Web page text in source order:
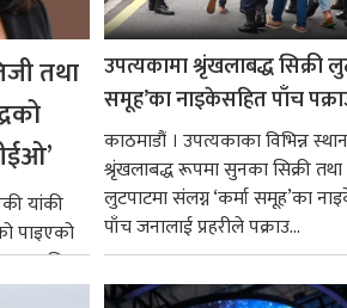
तथा
यांकी
पाइएको
उपत्यकामा श्रृंखलाबद्ध सिक्री
समूह’का नाइकेसहित पाँच
काठमाडौं । उपत्यकाका विभिन्न
श्रृंखलाबद्ध रूपमा सुनका सिक्री
लुटपाटमा संलग्न ‘कर्मा समूह’का
पाँच जनालाई प्रहरीले पक्राउ...